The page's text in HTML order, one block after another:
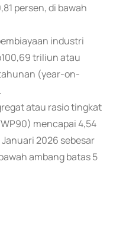
persen, di bawah
industri
triliun atau
(year-on-
atau rasio tingkat
mencapai 4,54
2026 sebesar
ambang batas 5